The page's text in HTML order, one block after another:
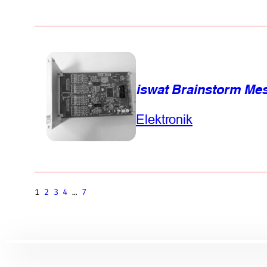
iswat Brainstorm
Elektronik
1 2 3 4 … 7